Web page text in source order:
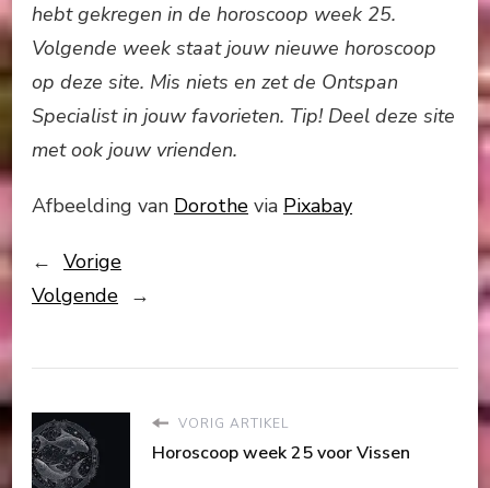
hebt gekregen in de horoscoop week 25.
Volgende week staat jouw nieuwe horoscoop
op deze site. Mis niets en zet de Ontspan
Specialist in jouw favorieten. Tip! Deel deze site
met ook jouw vrienden.
Afbeelding van Dorothe via Pixabay
← Vorige
Volgende →
VORIG ARTIKEL
Horoscoop week 25 voor Vissen